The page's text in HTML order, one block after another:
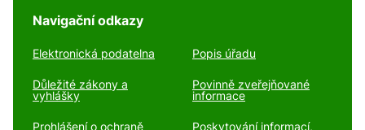
Navigační odkazy
Elektronická podatelna Popis úřadu
Důležité zákony a
vyhlášky
Povinně zveřejňované
informace
Prohlášení o ochraně
Poskytování informací,